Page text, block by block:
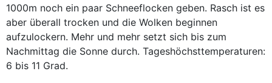
1000m noch ein paar Schneeflocken geben. Rasch ist es
aber überall trocken und die Wolken beginnen
aufzulockern. Mehr und mehr setzt sich bis zum
Nachmittag die Sonne durch. Tageshöchsttemperaturen:
6 bis 11 Grad.